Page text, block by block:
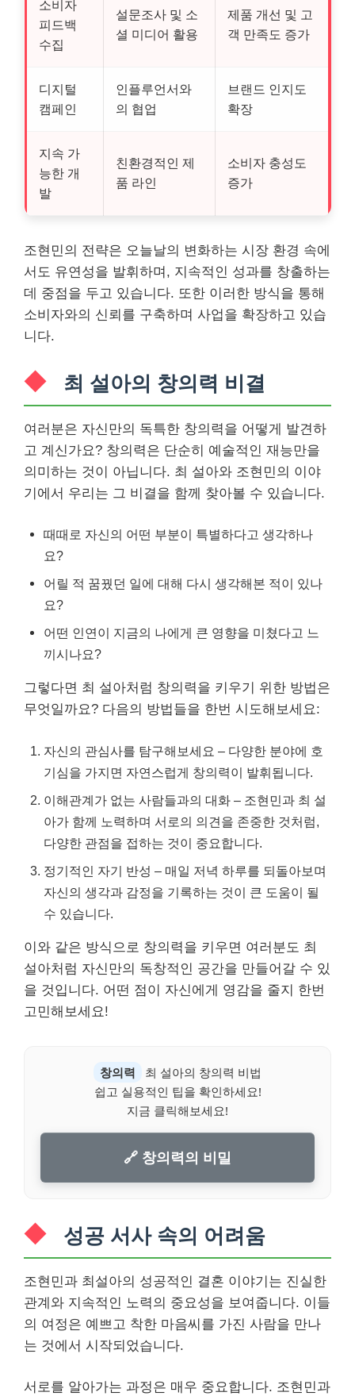
소비자
피드백
수집
설문조사 및 소
셜 미디어 활용
제품 개선 및 고
객 만족도 증가
디지털
캠페인
인플루언서와
의 협업
브랜드 인지도
확장
지속 가
능한 개
발
친환경적인 제
품 라인
소비자 충성도
증가
조현민의 전략은 오늘날의 변화하는 시장 환경 속에
서도 유연성을 발휘하며, 지속적인 성과를 창출하는
데 중점을 두고 있습니다. 또한 이러한 방식을 통해
소비자와의 신뢰를 구축하며 사업을 확장하고 있습
니다.
최 설아의 창의력 비결
여러분은 자신만의 독특한 창의력을 어떻게 발견하
고 계신가요? 창의력은 단순히 예술적인 재능만을
의미하는 것이 아닙니다. 최 설아와 조현민의 이야
기에서 우리는 그 비결을 함께 찾아볼 수 있습니다.
때때로 자신의 어떤 부분이 특별하다고 생각하나
요?
어릴 적 꿈꿨던 일에 대해 다시 생각해본 적이 있나
요?
어떤 인연이 지금의 나에게 큰 영향을 미쳤다고 느
끼시나요?
그렇다면 최 설아처럼 창의력을 키우기 위한 방법은
무엇일까요? 다음의 방법들을 한번 시도해보세요:
자신의 관심사를 탐구해보세요 – 다양한 분야에 호
기심을 가지면 자연스럽게 창의력이 발휘됩니다.
이해관계가 없는 사람들과의 대화 – 조현민과 최 설
아가 함께 노력하며 서로의 의견을 존중한 것처럼,
다양한 관점을 접하는 것이 중요합니다.
정기적인 자기 반성 – 매일 저녁 하루를 되돌아보며
자신의 생각과 감정을 기록하는 것이 큰 도움이 될
수 있습니다.
이와 같은 방식으로 창의력을 키우면 여러분도 최
설아처럼 자신만의 독창적인 공간을 만들어갈 수 있
을 것입니다. 어떤 점이 자신에게 영감을 줄지 한번
고민해보세요!
창의력
최 설아의 창의력 비법
쉽고 실용적인 팁을 확인하세요!
지금 클릭해보세요!
🔗 창의력의 비밀
성공 서사 속의 어려움
조현민과 최설아의 성공적인 결혼 이야기는 진실한
관계와 지속적인 노력의 중요성을 보여줍니다. 이들
의 여정은 예쁘고 착한 마음씨를 가진 사람을 만나
는 것에서 시작되었습니다.
서로를 알아가는 과정은 매우 중요합니다. 조현민과